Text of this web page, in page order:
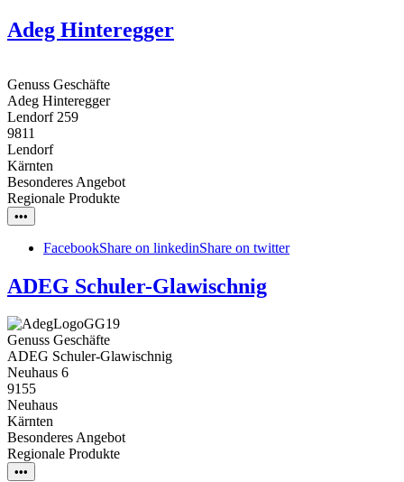
Adeg Hinteregger
Genuss Geschäfte
Adeg Hinteregger
Lendorf 259
9811
Lendorf
Kärnten
Besonderes Angebot
Regionale Produkte
•••
FacebookShare on linkedinShare on twitter
ADEG Schuler-Glawischnig
Genuss Geschäfte
ADEG Schuler-Glawischnig
Neuhaus 6
9155
Neuhaus
Kärnten
Besonderes Angebot
Regionale Produkte
•••